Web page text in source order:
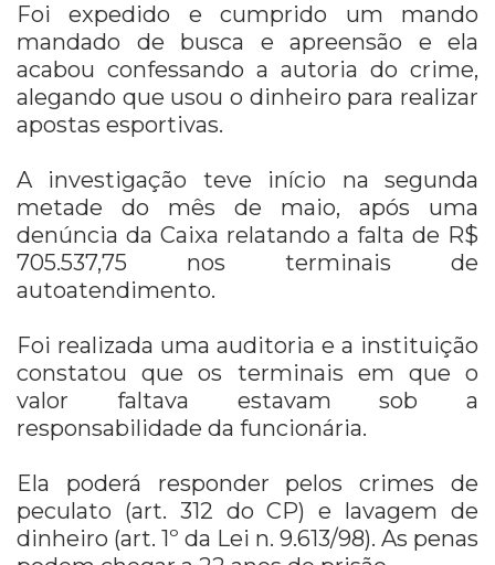
Foi expedido e cumprido um mando
mandado de busca e apreensão e ela
acabou confessando a autoria do crime,
alegando que usou o dinheiro para realizar
apostas esportivas.
A investigação teve início na segunda
metade do mês de maio, após uma
denúncia da Caixa relatando a falta de R$
705.537,75 nos terminais de
autoatendimento.
Foi realizada uma auditoria e a instituição
constatou que os terminais em que o
valor faltava estavam sob a
responsabilidade da funcionária.
Ela poderá responder pelos crimes de
peculato (art. 312 do CP) e lavagem de
dinheiro (art. 1º da Lei n. 9.613/98). As penas